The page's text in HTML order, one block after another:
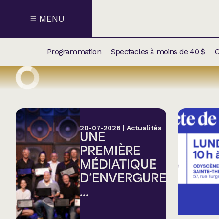
MENU
NOS
Humour
Programmation Spectacles à moins de 40 $
20-07-2026 | Actualités
UNE
PREMIÈRE
MÉDIATIQUE
D’ENVERGURE
...